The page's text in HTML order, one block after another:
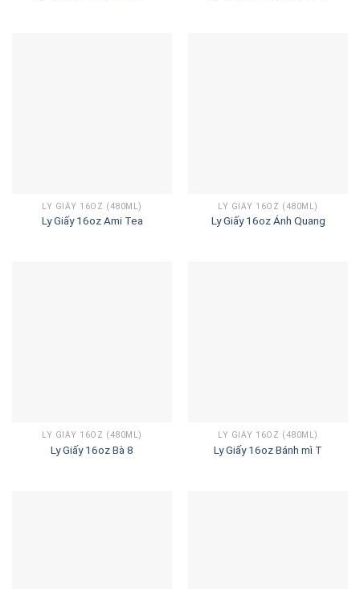
LY GIẤY 16OZ (480ML)
Ly Giấy 16oz Ami Tea
LY GIẤY 16OZ (480ML)
Ly Giấy 16oz Ánh Quang
LY GIẤY 16OZ (480ML)
Ly Giấy 16oz Bà 8
LY GIẤY 16OZ (480ML)
Ly Giấy 16oz Bánh mì T